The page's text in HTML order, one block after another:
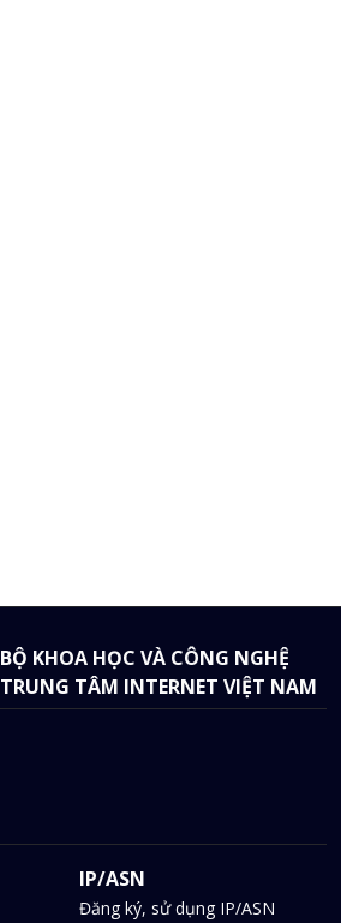
BỘ KHOA HỌC VÀ CÔNG NGHỆ
TRUNG TÂM INTERNET VIỆT NAM
IP/ASN
Đăng ký, sử dụng IP/ASN